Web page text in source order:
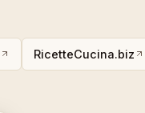
RicetteCucina.biz